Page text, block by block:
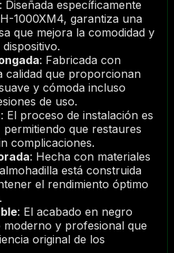
Diseñada específicamente
1000XM4, garantiza una
que mejora la comodidad y
: Fabricada con
calidad que proporcionan
y cómoda incluso
de uso.
: El proceso de instalación es
que restaures
complicaciones.
: Hecha con materiales
está construida
el rendimiento óptimo
: El acabado en negro
y profesional que
original de los